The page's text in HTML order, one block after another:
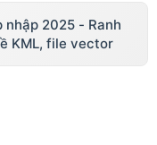
nhập 2025 - Ranh
KML, file vector